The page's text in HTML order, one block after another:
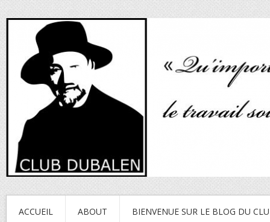
ACCUEIL ABOUT BIENVENUE SUR LE BLOG DU